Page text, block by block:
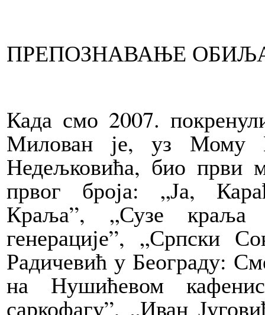
ПРЕПОЗНАВАЊЕ
Када смо 2007.
Милован је, уз Мому
Недељковића, био први
првог броја: „Ја,
Краља”, „Сузе краља
генерације”, „Српски
Радичевић у Београду:
на Нушићевом
саркофагу”, „Иван